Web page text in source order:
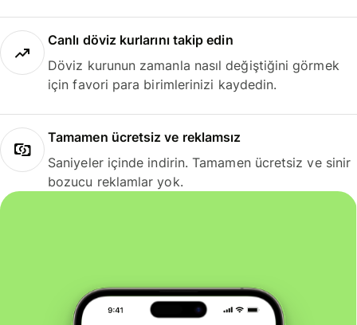
Canlı döviz kurlarını takip edin
Döviz kurunun zamanla nasıl değiştiğini görmek
için favori para birimlerinizi kaydedin.
Tamamen ücretsiz ve reklamsız
Saniyeler içinde indirin. Tamamen ücretsiz ve sinir
bozucu reklamlar yok.